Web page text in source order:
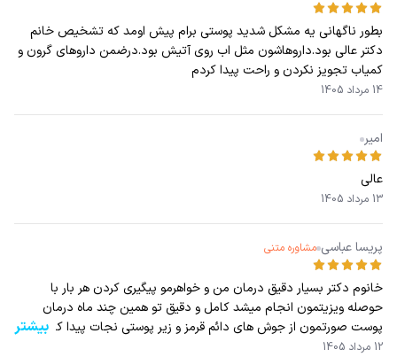
بطور ناگهانی یه مشکل شدید پوستی برام پیش اومد که تشخیص خانم
دکتر عالی بود.داروهاشون مثل اب روی آتیش بود.درضمن داروهای گرون و
کمیاب تجویز نکردن و راحت پیدا کردم
14 مرداد 1405
امیر
عالی
13 مرداد 1405
پریسا عباسی مشاوره متنی
خانوم دکتر بسیار دقیق درمان من و خواهرمو پیگیری کردن هر بار با
حوصله ویزیتمون انجام میشد کامل و دقیق تو همین چند ماه درمان
پوست صورتمون از جوش های دائم قرمز و زیر پوستی نجات پیدا کرد و یه
پوست عالی و شفاف داریم قدردانتون هستم خانوم دکتر عزیز
بیشتر
12 مرداد 1405